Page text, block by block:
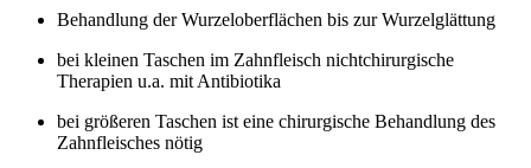
Behandlung der Wurzeloberflächen bis zur Wurzelglättung
bei kleinen Taschen im Zahnfleisch nichtchirurgische
Therapien u.a. mit Antibiotika
bei größeren Taschen ist eine chirurgische Behandlung des
Zahnfleisches nötig